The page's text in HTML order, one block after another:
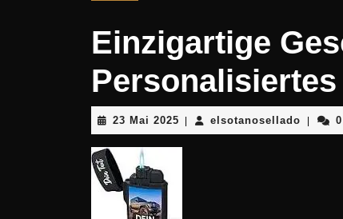
Einzigartige
23 Mai 2025 23
Mai
2025
elsotanosellado